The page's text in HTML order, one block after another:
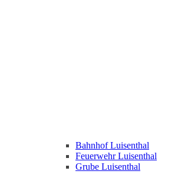
Bahnhof Luisenthal
Feuerwehr Luisenthal
Grube Luisenthal